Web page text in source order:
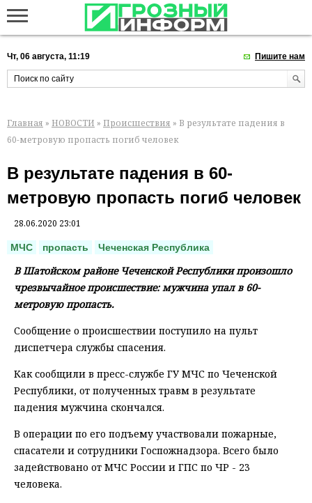
Чт, 06 августа, 11:19 Пишите нам
Главная » НОВОСТИ » Происшествия » В результате падения в
60-метровую пропасть погиб человек
В результате падения в 60-
метровую пропасть погиб человек
28.06.2020 23:01
МЧС пропасть Чеченская Республика
В Шатойском районе Чеченской Республики произошло
чрезвычайное происшествие: мужчина упал в 60-
метровую пропасть.
Сообщение о происшествии поступило на пульт
диспетчера службы спасения.
Как сообщили в пресс-службе ГУ МЧС по Чеченской
Республики, от полученных травм в результате
падения мужчина скончался.
В операции по его подъему участвовали пожарные,
спасатели и сотрудники Госпожнадзора. Всего было
задействовано от МЧС России и ГПС по ЧР - 23
человека.